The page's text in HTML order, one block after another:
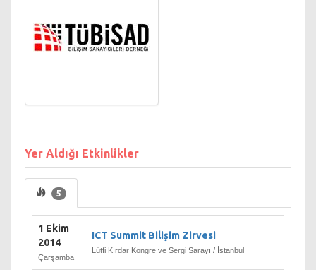
Yer Aldığı Etkinlikler
5
1 Ekim
2014
Çarşamba
ICT Summit Bilişim Zirvesi
Lütfi Kırdar Kongre ve Sergi Sarayı / İstanbul